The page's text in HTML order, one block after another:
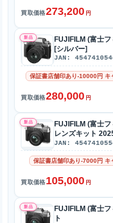
買取価格273,200 円
新品
FUJIFILM (富士
[シルバー]
JAN:
保証書店舗印あり-10000円 キ
買取価格280,000 円
新品
FUJIFILM (富士
レンズキット
JAN:
保証書店舗印あり-7000円 キ
買取価格105,000 円
新品
FUJIFILM (富士
ト